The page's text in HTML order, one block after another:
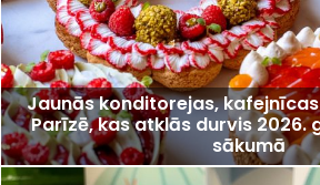
Jaunās konditorejas,
Parīzē, kas atklās durvis 2026.
sākumā